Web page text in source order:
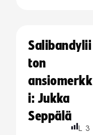
Salibandylii
ton
ansiomerkk
i: Jukka
Seppälä
L 3